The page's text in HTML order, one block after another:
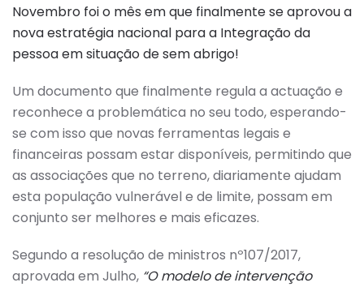
Novembro foi o mês em que finalmente se aprovou a
nova estratégia nacional para a Integração da
pessoa em situação de sem abrigo!
Um documento que finalmente regula a actuação e
reconhece a problemática no seu todo, esperando-
se com isso que novas ferramentas legais e
financeiras possam estar disponíveis, permitindo que
as associações que no terreno, diariamente ajudam
esta população vulnerável e de limite, possam em
conjunto ser melhores e mais eficazes.
Segundo a resolução de ministros nº107/2017,
aprovada em Julho, “O modelo de intervenção